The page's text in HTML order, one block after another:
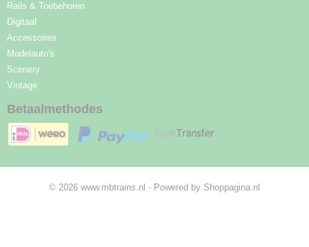
Rails & Toebehoren
Digitaal
Accessoires
Modelauto's
Scenery
Vintage
Betaalmethodes
© 2026 www.mbtrains.nl - Powered by Shoppagina.nl